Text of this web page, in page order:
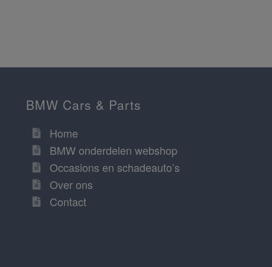
BMW Cars & Parts
Home
BMW onderdelen webshop
Occasions en schadeauto’s
Over ons
Contact